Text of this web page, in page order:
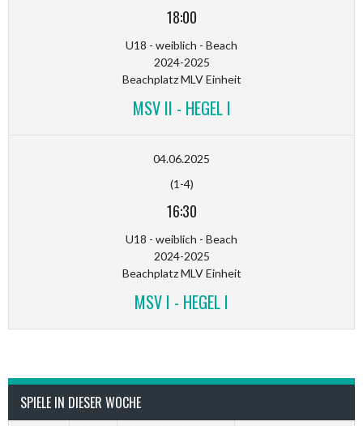
18:00
U18 - weiblich - Beach
2024-2025
Beachplatz MLV Einheit
MSV II - HEGEL I
04.06.2025
(1-4)
16:30
U18 - weiblich - Beach
2024-2025
Beachplatz MLV Einheit
MSV I - HEGEL I
SPIELE IN DIESER WOCHE